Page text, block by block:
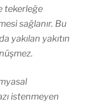
tekerleğe
sağlanır. Bu
yakılan yakıtın
istenmeyen